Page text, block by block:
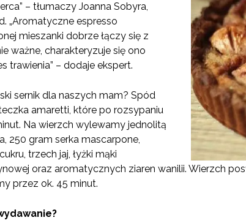
– tłumaczy Joanna Sobyra,
„Aromatyczne espresso
mieszanki dobrze łączy się z
ważne, charakteryzuje się ono
trawienia” – dodaje ekspert.
sernik dla naszych mam? Spód
amaretti, które po rozsypaniu
Na wierzch wylewamy jednolitą
250 gram serka mascarpone,
trzech jaj, łyżki mąki
oraz aromatycznych ziaren wanilii. Wierzch
przez ok. 45 minut.